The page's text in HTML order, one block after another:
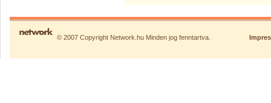
© 2007 Copyright Network.hu Minden jog fenntartva.